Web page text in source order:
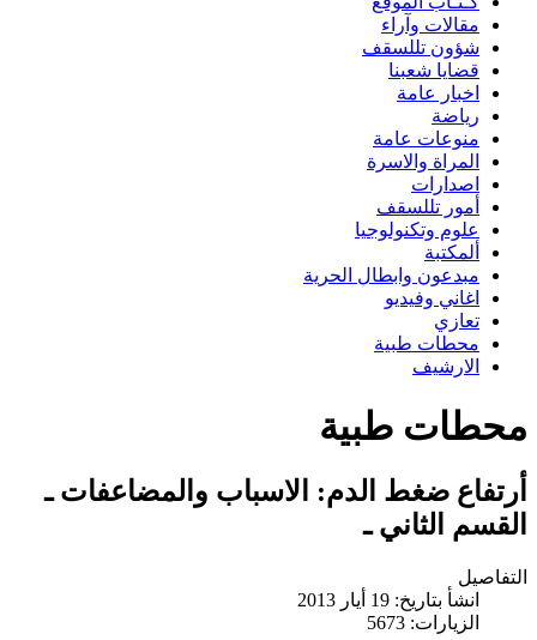
مقالات وآراء
شؤون تللسقف
قضايا شعبنا
اخبار عامة
رياضة
منوعات عامة
المراة والاسرة
اصدارات
أمور تللسقف
علوم وتكنولوجيا
ألمكتبة
مبدعون وابطال الحرية
اغاني وفيديو
تعازي
محطات طبية
الارشيف
محطات طبية
أرتفاع ضغط الدم: الاسباب والمضاعفات ـ
القسم الثاني ـ
التفاصيل
انشأ بتاريخ: 19 أيار 2013
الزيارات: 5673